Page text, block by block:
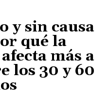
y sin causa
qué la
más a
los 30 y 60